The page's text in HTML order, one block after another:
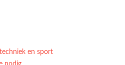
en sport